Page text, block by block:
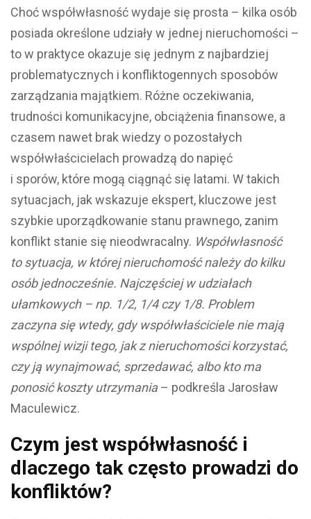
Choć współwłasność wydaje się prosta – kilka osób
posiada określone udziały w jednej nieruchomości –
to w praktyce okazuje się jednym z najbardziej
problematycznych i konfliktogennych sposobów
zarządzania majątkiem. Różne oczekiwania,
trudności komunikacyjne, obciążenia finansowe, a
czasem nawet brak wiedzy o pozostałych
współwłaścicielach prowadzą do napięć
i sporów, które mogą ciągnąć się latami. W takich
sytuacjach, jak wskazuje ekspert, kluczowe jest
szybkie uporządkowanie stanu prawnego, zanim
konflikt stanie się nieodwracalny. Współwłasność
to sytuacja, w której nieruchomość należy do kilku
osób jednocześnie. Najczęściej w udziałach
ułamkowych – np. 1/2, 1/4 czy 1/8. Problem
zaczyna się wtedy, gdy współwłaściciele nie mają
wspólnej wizji tego, jak z nieruchomości korzystać,
czy ją wynajmować, sprzedawać, albo kto ma
ponosić koszty utrzymania– podkreśla Jarosław
Maculewicz.
Czym jest współwłasność i
dlaczego tak często prowadzi do
konfliktów?